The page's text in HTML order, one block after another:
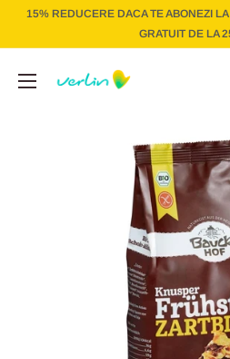
15% REDUCERE DACA TE ABONEZI
GRATUIT DE LA